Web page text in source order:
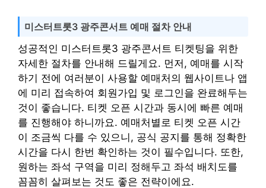
미스터트롯3 광주콘서트 예매 절차 안내
성공적인 미스터트롯3 광주콘서트 티켓팅을 위한
자세한 절차를 안내해 드릴게요. 먼저, 예매를 시작
하기 전에 여러분이 사용할 예매처의 웹사이트나 앱
에 미리 접속하여 회원가입 및 로그인을 완료해두는
것이 좋습니다. 티켓 오픈 시간과 동시에 빠른 예매
를 진행해야 하니까요. 예매처별로 티켓 오픈 시간
이 조금씩 다를 수 있으니, 공식 공지를 통해 정확한
시간을 다시 한번 확인하는 것이 필수입니다. 또한,
원하는 좌석 구역을 미리 정해두고 좌석 배치도를
꼼꼼히 살펴보는 것도 좋은 전략이에요.